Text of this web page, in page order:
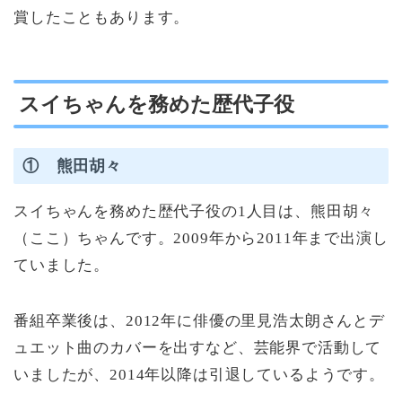
賞したこともあります。
スイちゃんを務めた歴代子役
① 熊田胡々
スイちゃんを務めた歴代子役の1人目は、熊田胡々
（ここ）ちゃんです。2009年から2011年まで出演し
ていました。
番組卒業後は、2012年に俳優の里見浩太朗さんとデ
ュエット曲のカバーを出すなど、芸能界で活動して
いましたが、2014年以降は引退しているようです。